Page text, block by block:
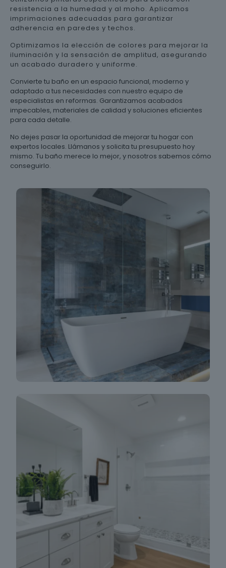
resistencia a la humedad y al moho. Aplicamos
imprimaciones adecuadas para garantizar
adherencia en paredes y techos.
Optimizamos la elección de colores para mejorar la
iluminación y la sensación de amplitud, asegurando
un acabado duradero y uniforme.
Convierte tu baño en un espacio funcional, moderno y
adaptado a tus necesidades con nuestro equipo de
especialistas en reformas. Garantizamos acabados
impecables, materiales de calidad y soluciones eficientes
para cada detalle.
No dejes pasar la oportunidad de mejorar tu hogar con
expertos locales. Llámanos y solicita tu presupuesto hoy
mismo. Tu baño merece lo mejor, y nosotros sabemos cómo
conseguirlo.